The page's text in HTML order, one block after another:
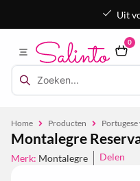
Uit
0
Home Producten Portugese
Montalegre
Merk: Montalegre Delen